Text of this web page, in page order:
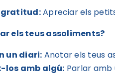
gratitud:Apreciar els
els teus assoliments?
un diari: Anotar els teus
los amb algú: Parlar amb